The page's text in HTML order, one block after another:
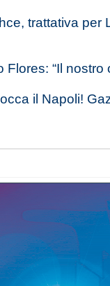
trattativa per
“Il nostro
il Napoli!